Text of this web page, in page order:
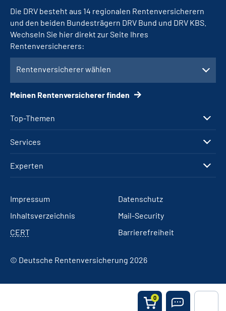
0
Top-Themen
Services
Experten
Die DRV besteht aus 14 regionalen Rentenversicherern
und den beiden Bundesträgern DRV Bund und DRV KBS.
Wechseln Sie hier direkt zur Seite Ihres
Rentenversicherers:
Rentenversicherer wählen
Meinen Rentenversicherer finden
Impressum
Datenschutz
Inhaltsverzeichnis
Mail-Security
CERT
Barrierefreiheit
© Deutsche Rentenversicherung 2026